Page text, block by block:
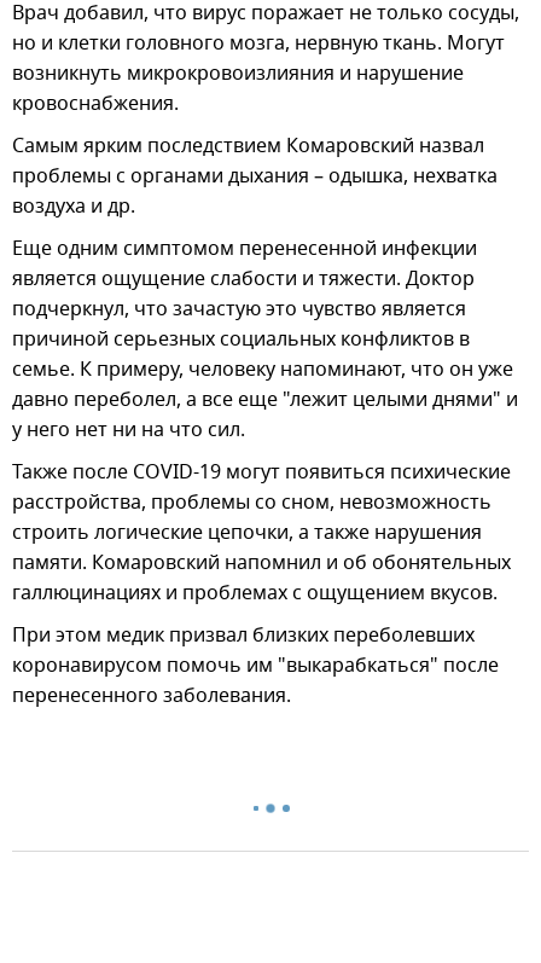
Врач добавил, что вирус поражает не только сосуды,
но и клетки головного мозга, нервную ткань. Могут
возникнуть микрокровоизлияния и нарушение
кровоснабжения.
Самым ярким последствием Комаровский назвал
проблемы с органами дыхания – одышка, нехватка
воздуха и др.
Еще одним симптомом перенесенной инфекции
является ощущение слабости и тяжести. Доктор
подчеркнул, что зачастую это чувство является
причиной серьезных социальных конфликтов в
семье. К примеру, человеку напоминают, что он уже
давно переболел, а все еще "лежит целыми днями" и
у него нет ни на что сил.
Также после COVID-19 могут появиться психические
расстройства, проблемы со сном, невозможность
строить логические цепочки, а также нарушения
памяти. Комаровский напомнил и об обонятельных
галлюцинациях и проблемах с ощущением вкусов.
При этом медик призвал близких переболевших
коронавирусом помочь им "выкарабкаться" после
перенесенного заболевания.